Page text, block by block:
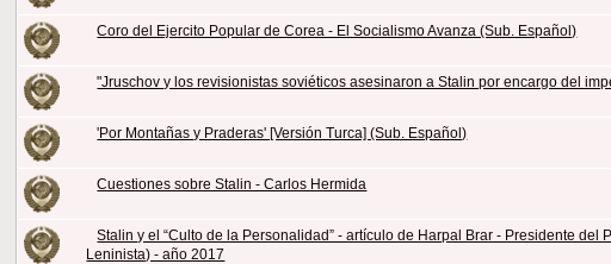
Coro del Ejercito Popular de Corea - El Socialismo Avanza (Sub. Español)
"Jruschov y los revisionistas soviéticos asesinaron a Stalin por encargo del
'Por Montañas y Praderas' [Versión Turca] (Sub. Español)
Cuestiones sobre Stalin - Carlos Hermida
Stalin y el “Culto de la Personalidad” - artículo de Harpal Brar - Presidente del
Leninista) - año 2017